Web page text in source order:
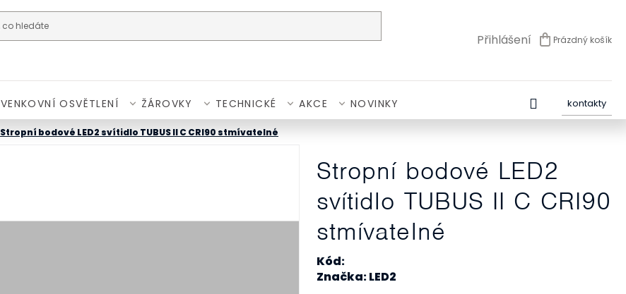
Přihlášení NÁKUPNÍ
Prázdný košík
VENKOVNÍ OSVĚTLENÍ ŽÁROVKY TECHNICKÉ AKCE NOVINKY kontakty
Stropní bodové LED2 svítidlo TUBUS II C CRI90 stmívatelné
Stropní bodové LED2
svítidlo TUBUS II C CRI90
stmívatelné
Kód:
Značka: LED2